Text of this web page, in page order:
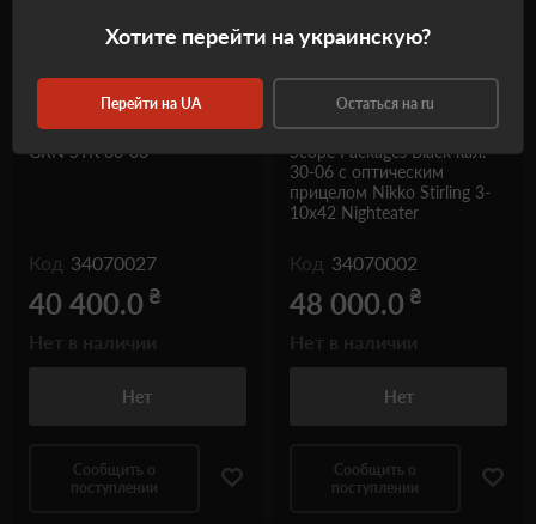
Карабин Howa HOGUE
GRN STK 30-06
Код 34070027
40 400.0 ₴
Нет
Сообщить о
поступлении
Карабин Howa 1500 Hogue
Scope Packages Black кал.
30-06 с оптическим
прицелом Nikko Stirling 3-
10x42 Nighteater
Код 34070002
48 000.0 ₴
Нет
Сообщить о
поступлении
Хотите перейти на украинскую?
Перейти на UA Остаться на ru